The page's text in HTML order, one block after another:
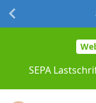
SEPA